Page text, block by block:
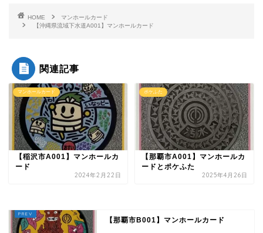
HOME
マンホールカード
【沖縄県流域下水道A001】マンホールカード
関連記事
マンホールカード
【稲沢市A001】マンホールカ
ード
2024年2月22日
ポケふた
【那覇市A001】マンホールカ
ードとポケふた
2025年4月26日
【那覇市B001】マンホールカード